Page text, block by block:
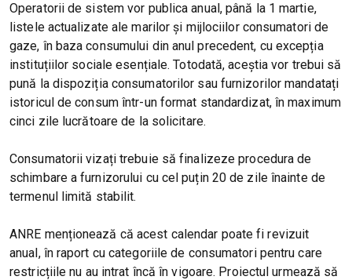
Operatorii de sistem vor publica anual, până la 1 martie,
listele actualizate ale marilor și mijlociilor consumatori de
gaze, în baza consumului din anul precedent, cu excepția
instituțiilor sociale esențiale. Totodată, aceștia vor trebui să
pună la dispoziția consumatorilor sau furnizorilor mandatați
istoricul de consum într-un format standardizat, în maximum
cinci zile lucrătoare de la solicitare.
Consumatorii vizați trebuie să finalizeze procedura de
schimbare a furnizorului cu cel puțin 20 de zile înainte de
termenul limită stabilit.
ANRE menționează că acest calendar poate fi revizuit
anual, în raport cu categoriile de consumatori pentru care
restricțiile nu au intrat încă în vigoare. Proiectul urmează să